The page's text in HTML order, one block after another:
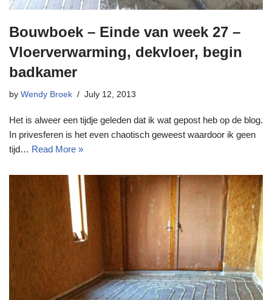
Bouwboek – Einde van week 27 –
Vloerverwarming, dekvloer, begin
badkamer
by Wendy Broek July 12, 2013
Het is alweer een tijdje geleden dat ik wat gepost heb op de blog.
In privesferen is het even chaotisch geweest waardoor ik geen
tijd… Read More »